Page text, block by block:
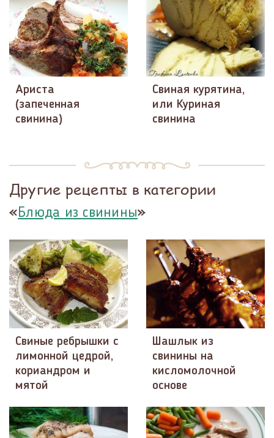
Ариста
(запеченная
свинина)
Свиная курятина,
или Куриная
свинина
Другие рецепты в категории
«Блюда из свинины»
Свиные ребрышки с
лимонной цедрой,
кориандром и
мятой
Шашлык из
свинины на
кисломолочной
основе